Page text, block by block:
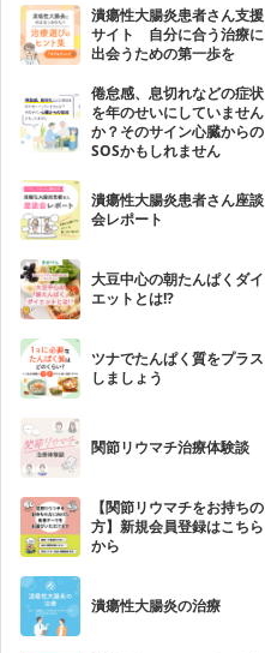
潰瘍性大腸炎患者さん支援
サイト 自分に合う治療に
出会うための第一歩を
倦怠感、息切れなどの症状
を年のせいにしていません
か？そのサイン心臓からの
SOSかもしれません
潰瘍性大腸炎患者さん座談
会レポート
大豆中心の朝たんぱくダイ
エットとは!?
ツナでたんぱく質をプラス
しましょう
関節リウマチ治療体験談
【関節リウマチをお持ちの
方】新規会員登録はこちら
から
潰瘍性大腸炎の治療